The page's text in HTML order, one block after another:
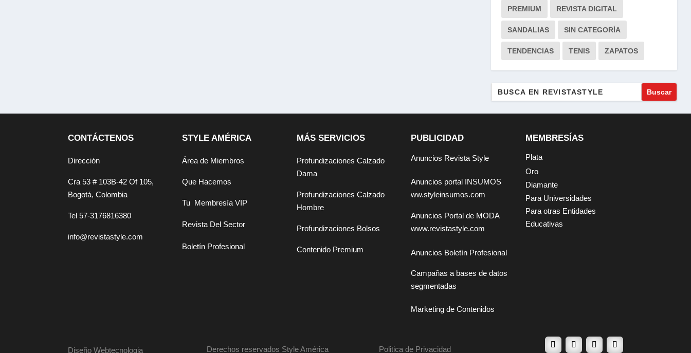
PREMIUM REVISTA DIGITAL
SANDALIAS SIN CATEGORÍA
TENDENCIAS TENIS ZAPATOS
CONTÁCTENOS
Dirección
Cra 53 # 103B-42 Of 105,
Bogotá, Colombia
Tel 57-3176816380
info@revistastyle.com
STYLE AMÉRICA
Área de Miembros
Que Hacemos
Tu Membresía VIP
Revista Del Sector
Boletín Profesional
MÁS SERVICIOS
Profundizaciones Calzado
Dama
Profundizaciones Calzado
Hombre
Profundizaciones Bolsos
Contenido Premium
PUBLICIDAD
Anuncios Revista Style
Anuncios portal INSUMOS
ww.styleinsumos.com
Anuncios Portal de MODA
www.revistastyle.com
Anuncios Boletín Profesional
Campañas a bases de datos
segmentadas
Marketing de Contenidos
MEMBRESÍAS
Plata
Oro
Diamante
Para Universidades
Para otras Entidades
Educativas
Diseño Webtecnologia Derechos reservados Style América Politica de Privacidad